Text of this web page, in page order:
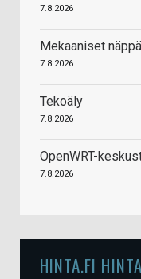
7.8.2026
Mekaaniset
7.8.2026
Tekoäly
7.8.2026
OpenWRT-
7.8.2026
HINTA.FI